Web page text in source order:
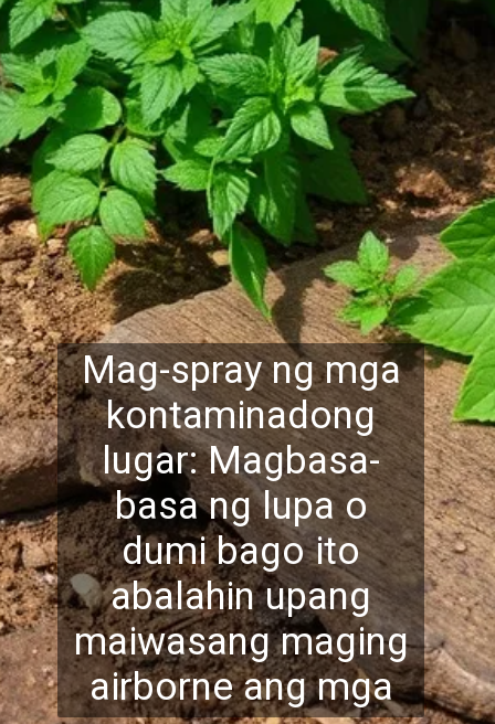
Mag-spray ng mga
kontaminadong
lugar: Magbasa-
basa ng lupa o
dumi bago ito
abalahin upang
maiwasang maging
airborneang mga